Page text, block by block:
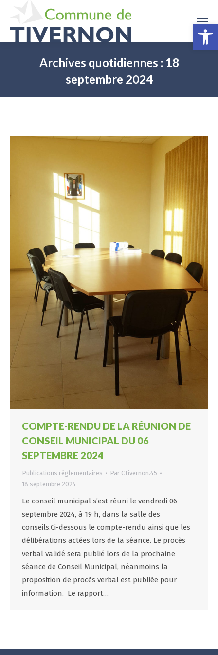
Archives quotidiennes : 18
septembre 2024
COMPTE-RENDU DE LA RÉUNION DE
CONSEIL MUNICIPAL DU 06
SEPTEMBRE 2024
Publications réglementaires Par CTivernon.45
18 septembre 2024
Le conseil municipal s’est réuni le vendredi 06
septembre 2024, à 19 h, dans la salle des
conseils.Ci-dessous le compte-rendu ainsi que les
délibérations actées lors de la séance. Le procès
verbal validé sera publié lors de la prochaine
séance de Conseil Municipal, néanmoins la
proposition de procès verbal est publiée pour
information. Le rapport…